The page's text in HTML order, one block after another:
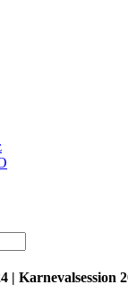
| Karnevalsession